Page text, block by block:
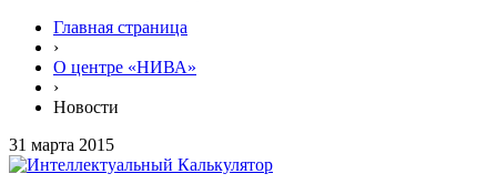
Главная страница
›
О центре «НИВА»
›
Новости
31 марта 2015